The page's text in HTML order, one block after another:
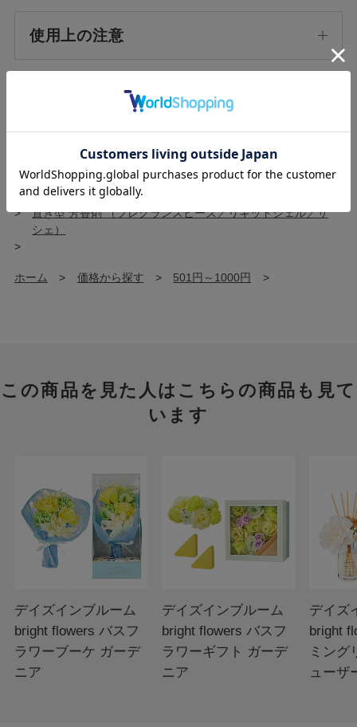
使用上の注意
>
ブライトフラワーズ >
フローラル >
ホーム > アイテムから探す
>
置き型 芳香剤 （フレグランスビーズ／リキッドジェル／サ
シェ）
>
ホーム > 価格から探す > 501円～1000円 >
この商品を見た人はこちらの商品も見て
います
デイズインブルーム
bright flowers バスフ
ラワーブーケ ガーデ
ニア
デイズインブルーム
bright flowers バスフ
ラワーギフト ガーデ
ニア
デイズ
bright
ミング
ューザ